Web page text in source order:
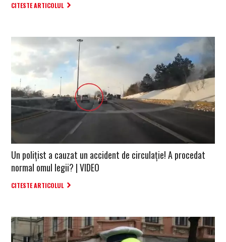
CITESTE ARTICOLUL
Un polițist a cauzat un accident de circulație! A procedat
normal omul legii? | VIDEO
CITESTE ARTICOLUL